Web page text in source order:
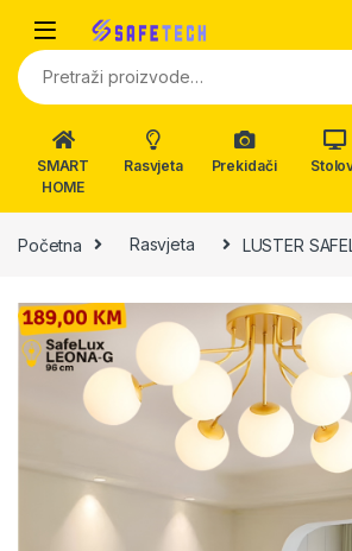
Pretraži:
SMART
HOME
Rasvjeta Prekidači
Početna Rasvjeta LUSTER